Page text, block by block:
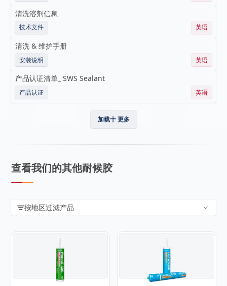
清洗溶剂信息
技术文件 英语
清洗 & 维护手册
安装说明 英语
产品认证清单_ SWS Sealant
产品认证 英语
加载十 更多
查看我们的其他耐候胶
按地区过滤产品